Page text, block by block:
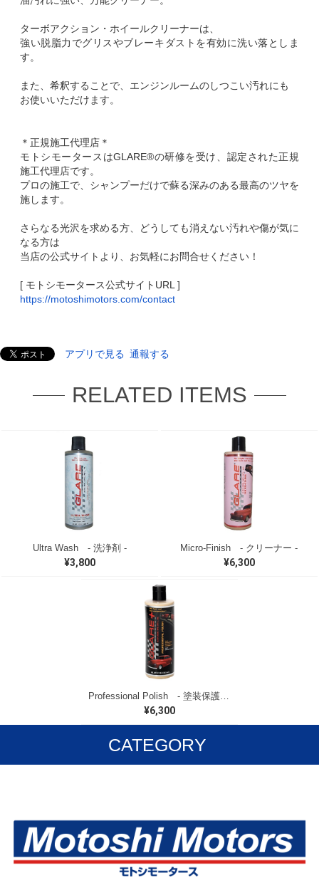
ターボアクション・ホイールクリーナーは、
強い脱脂力でグリスやブレーキダストを有効に洗い落としま
す。
また、希釈することで、エンジンルームのしつこい汚れにも
お使いいただけます。
＊正規施工代理店＊
モトシモータースはGLARE®の研修を受け、認定された正規
施工代理店です。
プロの施工で、シャンプーだけで蘇る深みのある最高のツヤを
施します。
さらなる光沢を求める方、どうしても消えない汚れや傷が気に
なる方は
当店の公式サイトより、お気軽にお問合せください！
[ モトシモータース公式サイトURL ]
https://motoshimotors.com/contact
アプリで見る 通報する
RELATED ITEMS
Ultra Wash - 洗浄剤 -
¥3,800
Micro-Finish - クリーナー -
¥6,300
Professional Polish - 塗装保護剤 -
¥6,300
CATEGORY
カーケア用品 各種パーツ